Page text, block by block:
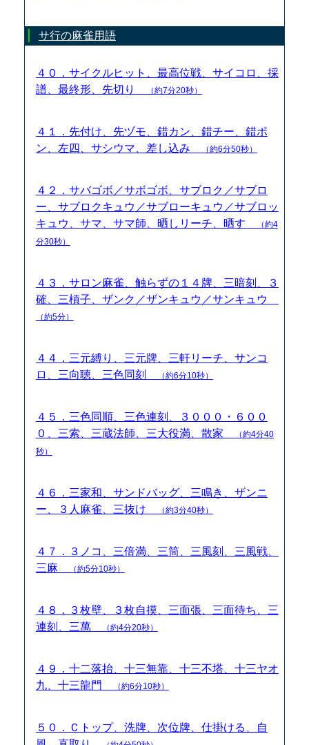
サ行の麻雀用語
４０．サイクルヒット、最高位戦、サイコロ、採
譜、最終形、先切り
（約7分20秒）
４１．先付け、先ヅモ、錯カン、錯チー、錯ポ
ン、左四、サシウマ、差し込み
（約6分50秒）
４２．サバゴボ／サボゴボ、サブロク／サブロ
ー、サブロクキュウ／サブローキュウ／サブロッ
キュウ、サマ、サマ師、晒しリーチ、晒す
（約4
分30秒）
４３．サロン麻雀、触らずの１４牌、三暗刻、３
確、三槓子、ザンク／ザンキュウ／サンキュウ
（約5分）
４４．三元縛り、三元牌、三軒リーチ、サンコ
ロ、三向聴、三色同刻
（約6分10秒）
４５．三色同順、三色連刻、３０００・６００
０、三索、三蔵法師、三大役満、散家
（約4分40
秒）
４６．三家和、サンドバッグ、三鳴き、ザンニ
ー、３人麻雀、三抜け
（約3分40秒）
４７．３ノコ、三倍満、三筒、三風刻、三風戦、
三麻
（約5分10秒）
４８．３枚壁、３枚自摸、三面張、三面待ち、三
連刻、三萬
（約4分20秒）
４９．十二落抬、十三無靠、十三不塔、十三ヤオ
九、十三龍門
（約6分10秒）
５０．Ｃトップ、洗牌、次位牌、仕掛ける、自